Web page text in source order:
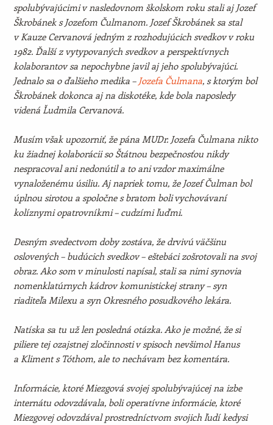
spolubývajúcimi v nasledovnom školskom roku stali aj Jozef
Škrobánek s Jozefom Čulmanom. Jozef Škrobánek sa stal
v Kauze Cervanová jedným z rozhodujúcich svedkov v roku
1982. Ďalší z vytypovaných svedkov a perspektívnych
kolaborantov sa nepochybne javil aj jeho spolubývajúci.
Jednalo sa o ďalšieho medika – Jozefa Čulmana, s ktorým bol
Škrobánek dokonca aj na diskotéke, kde bola naposledy
videná Ľudmila Cervanová.
Musím však upozorniť, že pána MUDr. Jozefa Čulmana nikto
ku žiadnej kolaborácii so Štátnou bezpečnosťou nikdy
nespracoval ani nedonútil a to ani vzdor maximálne
vynaloženému úsiliu. Aj napriek tomu, že Jozef Čulman bol
úplnou sirotou a spoločne s bratom boli vychovávaní
kolíznymi opatrovníkmi – cudzími ľuďmi.
Desným svedectvom doby zostáva, že drvivú väčšinu
oslovených – budúcich svedkov – eštebáci zošrotovali na svoj
obraz. Ako som v minulosti napísal, stali sa nimi synovia
nomenklatúrnych kádrov komunistickej strany – syn
riaditeľa Milexu a syn Okresného posudkového lekára.
Natíska sa tu už len posledná otázka. Ako je možné, že si
piliere tej ozajstnej zločinnosti v spisoch nevšimol Hanus
a Kliment s Tóthom, ale to nechávam bez komentára.
Informácie, ktoré Miezgová svojej spolubývajúcej na izbe
internátu odovzdávala, boli operatívne informácie, ktoré
Miezgovej odovzdával prostredníctvom svojich ľudí kedysi